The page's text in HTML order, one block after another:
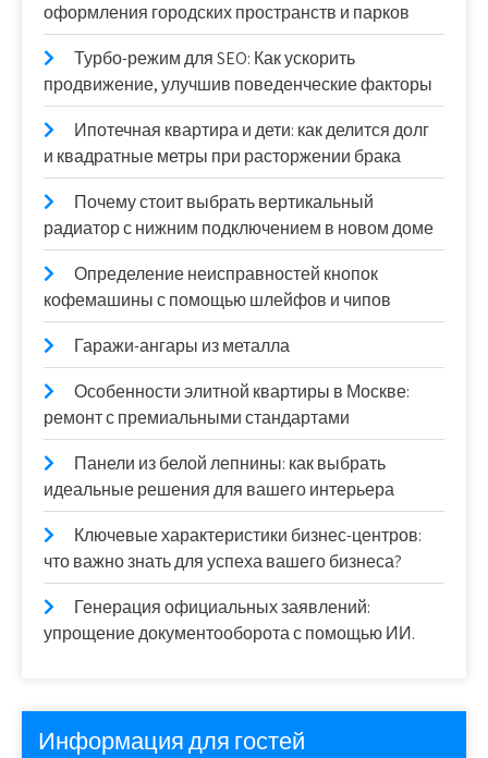
оформления городских пространств и парков
Турбо-режим для SEO: Как ускорить
продвижение, улучшив поведенческие факторы
Ипотечная квартира и дети: как делится долг
и квадратные метры при расторжении брака
Почему стоит выбрать вертикальный
радиатор с нижним подключением в новом доме
Определение неисправностей кнопок
кофемашины с помощью шлейфов и чипов
Гаражи-ангары из металла
Особенности элитной квартиры в Москве:
ремонт с премиальными стандартами
Панели из белой лепнины: как выбрать
идеальные решения для вашего интерьера
Ключевые характеристики бизнес-центров:
что важно знать для успеха вашего бизнеса?
Генерация официальных заявлений:
упрощение документооборота с помощью ИИ.
Информация для гостей